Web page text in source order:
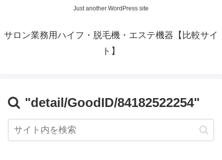
Just another WordPress site
サロン業務用ハイフ・脱毛機・エステ機器【比較サイ
ト】
"detail/GoodID/84182522254"